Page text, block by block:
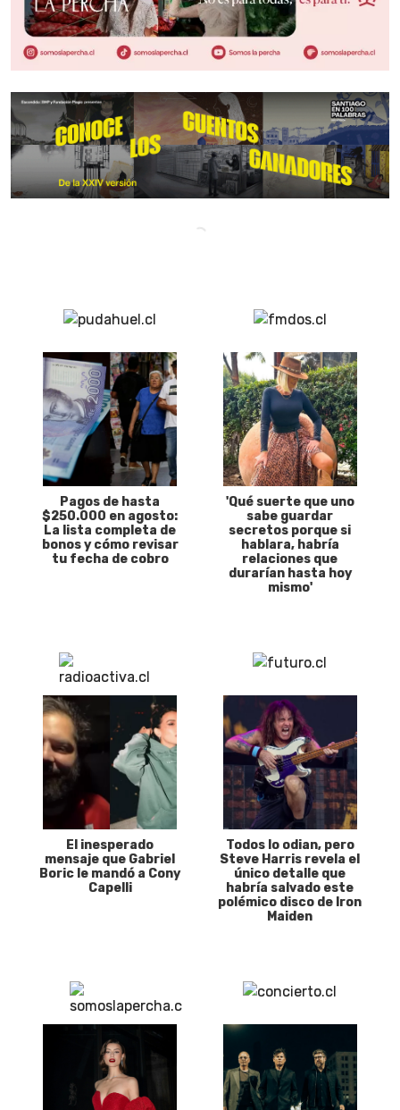
Pagos de hasta
$250.000 en agosto:
La lista completa de
bonos y cómo revisar
tu fecha de cobro
'Qué suerte que uno
sabe guardar
secretos porque si
hablara, habría
relaciones que
durarían hasta hoy
mismo'
El inesperado
mensaje que Gabriel
Boric le mandó a Cony
Capelli
Todos lo odian, pero
Steve Harris revela el
único detalle que
habría salvado este
polémico disco de Iron
Maiden